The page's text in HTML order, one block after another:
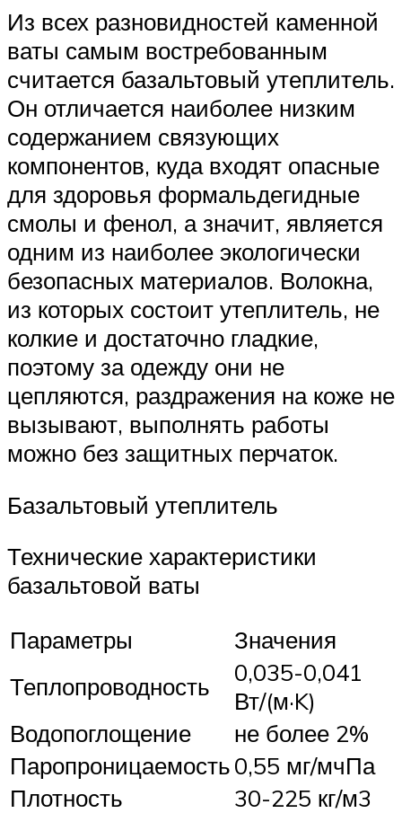
Из всех разновидностей каменной
ваты самым востребованным
считается базальтовый утеплитель.
Он отличается наиболее низким
содержанием связующих
компонентов, куда входят опасные
для здоровья формальдегидные
смолы и фенол, а значит, является
одним из наиболее экологически
безопасных материалов. Волокна,
из которых состоит утеплитель, не
колкие и достаточно гладкие,
поэтому за одежду они не
цепляются, раздражения на коже не
вызывают, выполнять работы
можно без защитных перчаток.
Базальтовый утеплитель
Технические характеристики
базальтовой ваты
Параметры
Значения
Теплопроводность
0,035-0,041
Вт/(м·K)
Водопоглощение
не более 2%
Паропроницаемость0,55 мг/мчПа
Плотность
30-225 кг/м3